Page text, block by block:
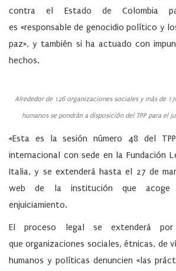
contra el Estado de Colombia
es «responsable de genocidio político y
paz», y también si ha actuado con
hechos.
Alrededor de 126 organizaciones sociales y más de
humanos se pondrán a disposición del TPP para el
«Esta es la sesión número 48 del
internacional con sede en la Fundación
Italia, y se extenderá hasta el 27 de
web de la institución que acoge
enjuiciamiento.
El proceso legal se extenderá
que organizaciones sociales, étnicas, de
humanos y políticas denuncien «las